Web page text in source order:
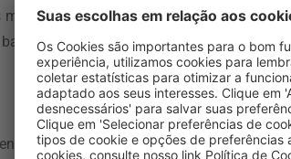
capazes de fazer a diferença na
dos nutricionistas.
no local de trabalho têm influência